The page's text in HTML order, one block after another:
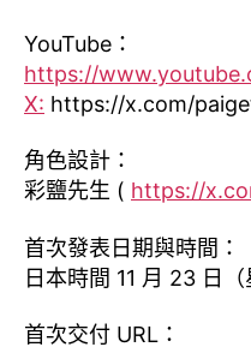
YouTube：
https://
X: https://x.com/
角色設計：
彩鹽先生 ( https://
首次發表日期與時間：
日本時間 11 月 23 日
首次交付 URL：